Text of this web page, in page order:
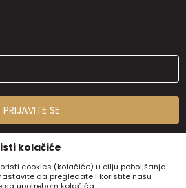
PRIJAVITE SE
kolačiće
cookies (kolačiće) u cilju poboljšanja
da pregledate i koristite našu